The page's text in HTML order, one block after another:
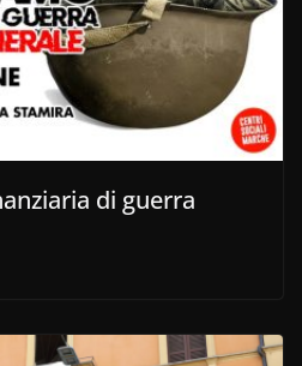
di guerra